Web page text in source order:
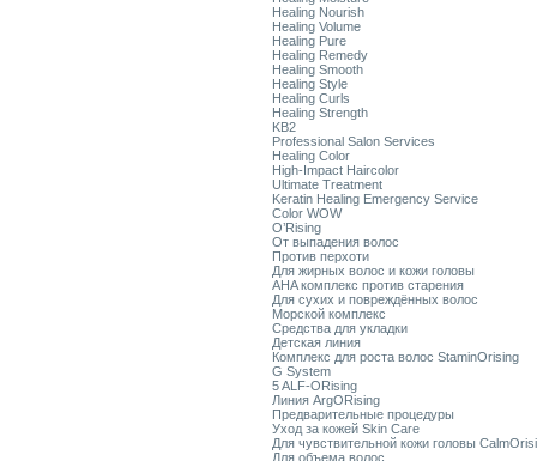
Healing Nourish
Healing Volume
Healing Pure
Healing Remedy
Healing Smooth
Healing Style
Healing Curls
Healing Strength
KB2
Professional Salon Services
Healing Color
High-Impact Haircolor
Ultimate Treatment
Keratin Healing Emergency Service
Color WOW
O’Rising
От выпадения волос
Против перхоти
Для жирных волос и кожи головы
AHA комплекс против старения
Для сухих и повреждённых волос
Морской комплекс
Средства для укладки
Детская линия
Комплекс для роста волос StaminOrising
G System
5 ALF-ORising
Линия ArgORising
Предварительные процедуры
Уход за кожей Skin Care
Для чувствительной кожи головы
Для объема волос